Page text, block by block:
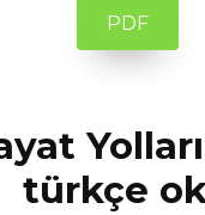
PDF
türkçe